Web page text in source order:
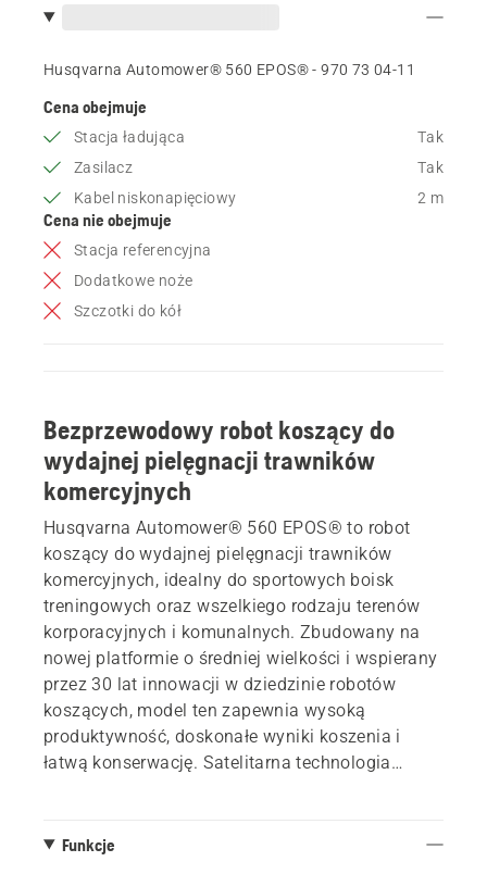
Husqvarna Automower® 560 EPOS® - 970 73 04‑11
Cena obejmuje
Stacja ładująca
Tak
Zasilacz
Tak
Kabel niskonapięciowy
2 m
Cena nie obejmuje
Stacja referencyjna
Dodatkowe noże
Szczotki do kół
Bezprzewodowy robot koszący do
wydajnej pielęgnacji trawników
komercyjnych
Husqvarna Automower® 560 EPOS® to robot
koszący do wydajnej pielęgnacji trawników
komercyjnych, idealny do sportowych boisk
treningowych oraz wszelkiego rodzaju terenów
korporacyjnych i komunalnych. Zbudowany na
nowej platformie o średniej wielkości i wspierany
przez 30 lat innowacji w dziedzinie robotów
koszących, model ten zapewnia wysoką
produktywność, doskonałe wyniki koszenia i
łatwą konserwację. Satelitarna technologia
umożliwiając dostosowanie obszarów pracy oraz
Funkcje